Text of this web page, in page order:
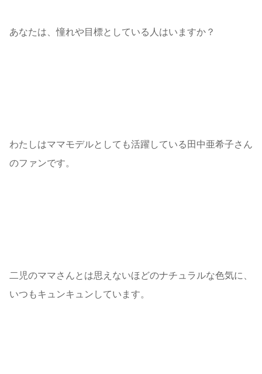
あなたは、憧れや目標としている人はいますか？
わたしはママモデルとしても活躍している田中亜希子さん
のファンです。
二児のママさんとは思えないほどのナチュラルな色気に、
いつもキュンキュンしています。